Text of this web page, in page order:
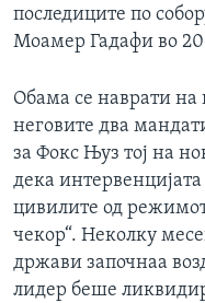
последиците по
Моамер Гадафи во
Обама се наврати на
неговите два
за Фокс Њуз тој на
дека
цивилите од
чекор“. Неколку
држави започнаа
лидер беше